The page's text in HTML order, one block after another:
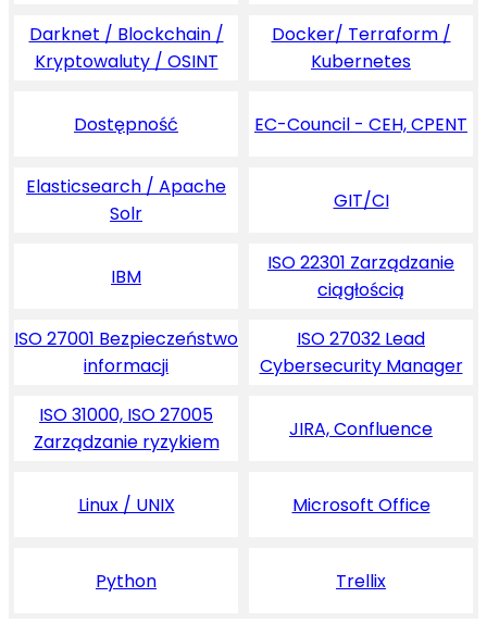
Darknet / Blockchain /
Kryptowaluty / OSINT
Docker/ Terraform /
Kubernetes
Dostępność EC-Council - CEH, CPENT
Elasticsearch / Apache
Solr
GIT/CI
IBM
ISO 22301 Zarządzanie
ciągłością
ISO 27001 Bezpieczeństwo
informacji
ISO 27032 Lead
Cybersecurity Manager
ISO 31000, ISO 27005
Zarządzanie ryzykiem
JIRA, Confluence
Linux / UNIX Microsoft Office
Python Trellix